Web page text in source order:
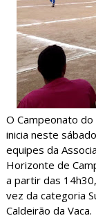
O Campeonato
inicia neste
equipes da
Horizonte de
a partir das
vez da categoria
Caldeirão da Vaca.